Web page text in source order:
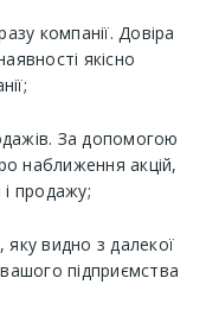
компанії. Довіра
якісно
За допомогою
наближення акцій,
і продажу;
яку видно з далекої
підприємства